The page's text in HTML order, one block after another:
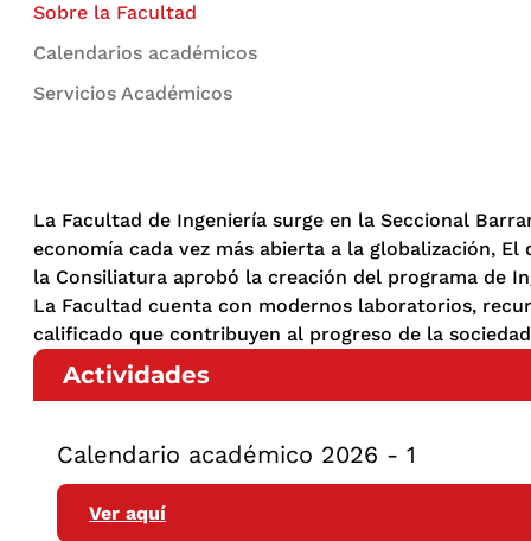
Sobre la Facultad
Calendarios académicos
Servicios Académicos
La Facultad de Ingeniería surge en la Seccional
economía cada vez más abierta a la globalización,
la Consiliatura aprobó la creación del programa de
La Facultad cuenta con modernos laboratorios,
calificado que contribuyen al progreso de la
Actividades
Calendario académico 2026 - 1
Ver aquí